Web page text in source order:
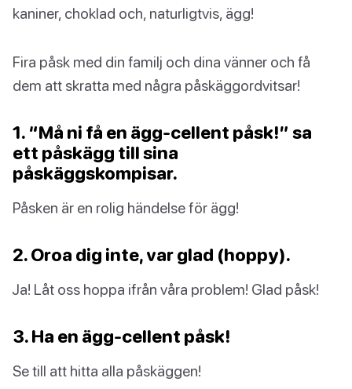
kaniner, choklad och, naturligtvis, ägg!
Fira påsk med din familj och dina vänner och få
dem att skratta med några påskäggordvitsar!
1. “Må ni få en ägg-cellent påsk!” sa
ett påskägg till sina
påskäggskompisar.
Påsken är en rolig händelse för ägg!
2. Oroa dig inte, var glad (hoppy).
Ja! Låt oss hoppa ifrån våra problem! Glad påsk!
3. Ha en ägg-cellent påsk!
Se till att hitta alla påskäggen!